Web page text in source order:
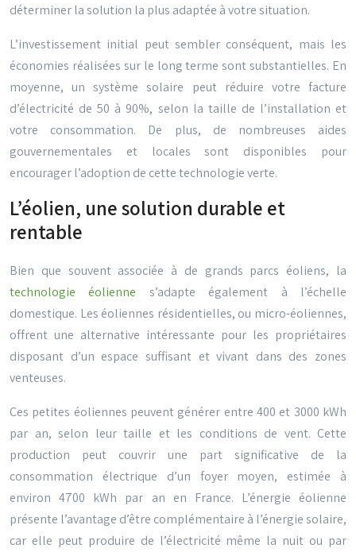
déterminer la solution la plus adaptée à votre situation.
L’investissement initial peut sembler conséquent, mais les
économies réalisées sur le long terme sont substantielles. En
moyenne, un système solaire peut réduire votre facture
d’électricité de 50 à 90%, selon la taille de l’installation et
votre consommation. De plus, de nombreuses aides
gouvernementales et locales sont disponibles pour
encourager l’adoption de cette technologie verte.
L’éolien, une solution durable et
rentable
Bien que souvent associée à de grands parcs éoliens, la
technologie éolienne s’adapte également à l’échelle
domestique. Les éoliennes résidentielles, ou micro-éoliennes,
offrent une alternative intéressante pour les propriétaires
disposant d’un espace suffisant et vivant dans des zones
venteuses.
Ces petites éoliennes peuvent générer entre 400 et 3000 kWh
par an, selon leur taille et les conditions de vent. Cette
production peut couvrir une part significative de la
consommation électrique d’un foyer moyen, estimée à
environ 4700 kWh par an en France. L’énergie éolienne
présente l’avantage d’être complémentaire à l’énergie solaire,
car elle peut produire de l’électricité même la nuit ou par